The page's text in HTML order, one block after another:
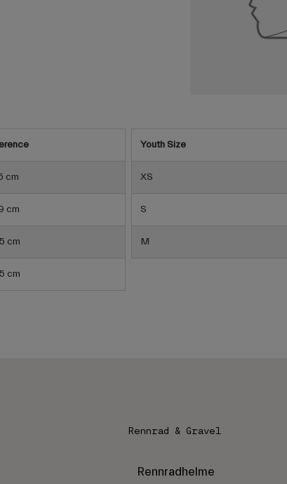
cm
cm
cm
cm
Youth Size
XS
S
M
Rennrad & Gravel
Rennradhelme